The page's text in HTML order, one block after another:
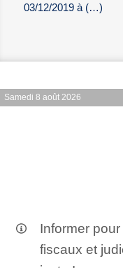
03/12/2019 à (…)
Samedi 8 août 2026
Informer
fiscaux et